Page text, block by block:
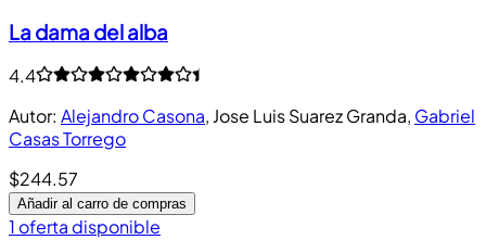
La dama del alba
4.4
Autor: Alejandro Casona,Jose Luis Suarez Granda, Gabriel
Casas Torrego
$244.57
Añadir al carro de compras
1 oferta disponible